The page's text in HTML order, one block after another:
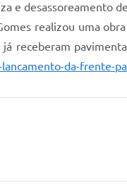
e desassoreamento
realizou uma
da-frente-